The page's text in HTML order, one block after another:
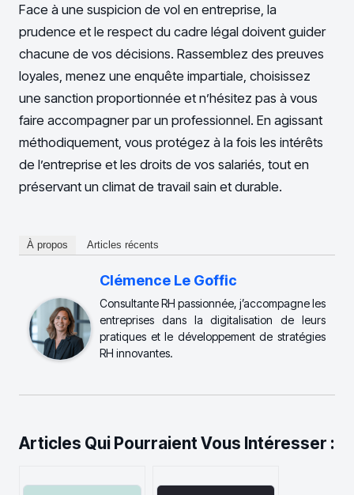
Face à une suspicion de vol en entreprise, la
prudence et le respect du cadre légal doivent guider
chacune de vos décisions. Rassemblez des preuves
loyales, menez une enquête impartiale, choisissez
une sanction proportionnée et n’hésitez pas à vous
faire accompagner par un professionnel. En agissant
méthodiquement, vous protégez à la fois les intérêts
de l’entreprise et les droits de vos salariés, tout en
préservant un climat de travail sain et durable.
À propos Articles récents
Clémence Le Goffic
Consultante RH passionnée, j’accompagne les
entreprises dans la digitalisation de leurs
pratiques et le développement de stratégies
RH innovantes.
Articles Qui Pourraient Vous Intéresser :